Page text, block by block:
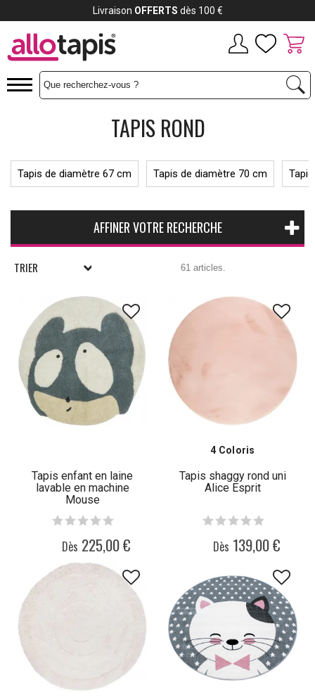
TAPIS ROND
Tapis de diamètre 67 cm Tapis de diamètre 70 cm
AFFINER VOTRE RECHERCHE
TRIER 61 articles.
Tapis enfant en laine
lavable en machine
Mouse
Dès 225,00 €
4 Coloris
Tapis shaggy rond uni
Alice Esprit
Dès 139,00 €
Livraison OFFERTS dès 100 €